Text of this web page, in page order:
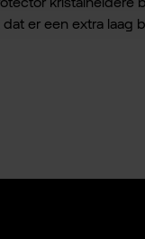
er een extra laag